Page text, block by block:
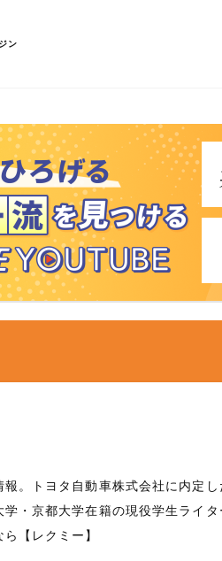
ン
。トヨタ自動車株式会社に内定
・京都大学在籍の現役学生ライ
【レクミー】